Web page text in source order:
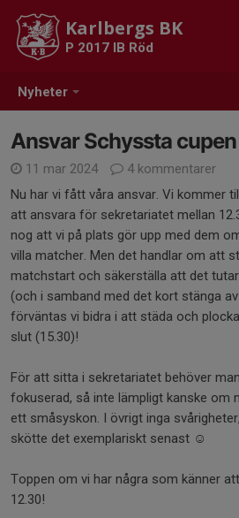
Nyheter
Karlbergs BK
P 2017 IB Röd
Ansvar Schyssta cupen
11 mar 2024
4 kommentarer
Nu har vi fått våra ansvar. Vi kommer
att ansvara för sekretariatet mellan
nog att vi på plats gör upp med dem
villa matcher. Men det handlar om att
matchstart och säkerställa att det
(och i samband med det kort stänga
förväntas vi bidra i att städa och
slut (15.30)!
För att sitta i sekretariatet behöver
fokuserad, så inte lämpligt kanske om
ett småsyskon. I övrigt inga
skötte det exemplariskt senast ☺️
Toppen om vi har några som känner
12.30!